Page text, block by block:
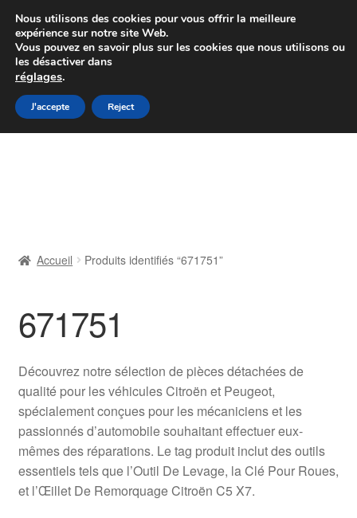
Colissimo livraison à partir de 7 EUR
Du lundi au vendredi de 9 h à 16 h
Aller
à
Aller
au
Livraison
Livraison internationale
Mon compte
Paiements
Panier
Accueil Produits identifiés “671751”
671751
Découvrez notre sélection de pièces détachées de
qualité pour les véhicules Citroën et Peugeot,
spécialement conçues pour les mécaniciens et les
passionnés d’automobile souhaitant effectuer eux-
mêmes des réparations. Le tag produit inclut des outils
essentiels tels que l’Outil De Levage, la Clé Pour Roues,
et l’Œillet De Remorquage Citroën C5 X7.
Nous utilisons des cookies pour vous offrir la meilleure
expérience sur notre site Web.
Vous pouvez en savoir plus sur les cookies que nous utilisons ou
les désactiver dans
réglages.
J'accepte Reject